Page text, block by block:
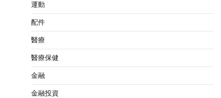
運動
配件
醫療
醫療保健
金融
金融投資